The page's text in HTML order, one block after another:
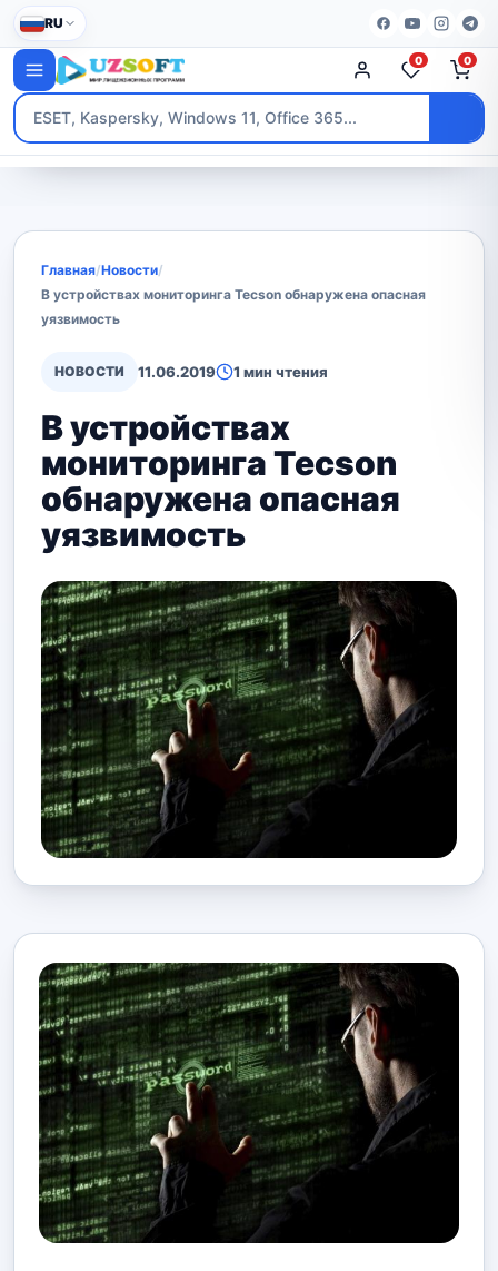
RU
0 0
Главная/Новости/
В устройствах мониторинга Tecson обнаружена опасная
уязвимость
НОВОСТИ 11.06.2019 1 мин чтения
В устройствах
мониторинга Tecson
обнаружена опасная
уязвимость